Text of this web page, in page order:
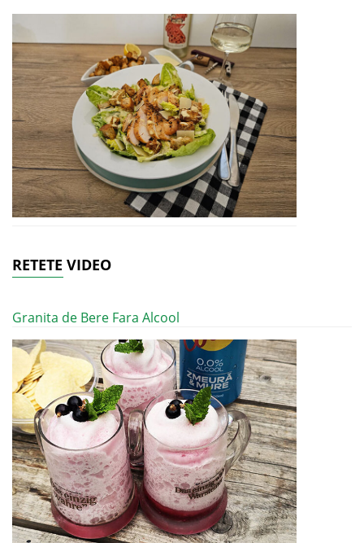
RETETE VIDEO
Granita de Bere Fara Alcool